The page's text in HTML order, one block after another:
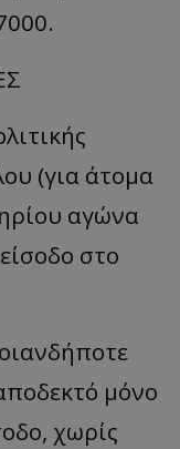
(για άτομα
αγώνα
στο
μόνο
χωρίς